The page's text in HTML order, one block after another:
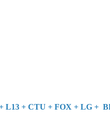
L13 + CTU + FOX + LG +